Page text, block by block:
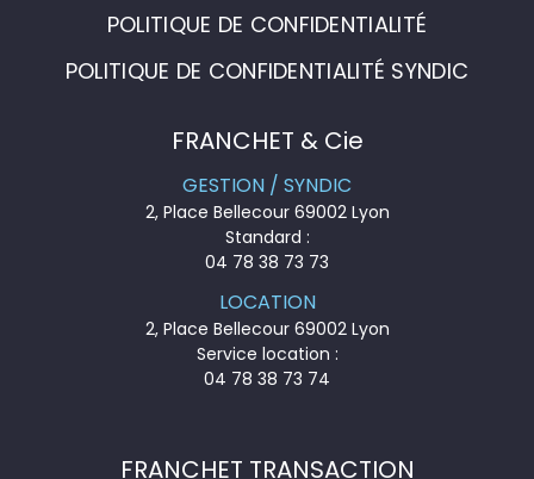
POLITIQUE DE CONFIDENTIALITÉ
POLITIQUE DE CONFIDENTIALITÉ SYNDIC
FRANCHET & Cie
GESTION / SYNDIC
2, Place Bellecour 69002 Lyon
Standard :
04 78 38 73 73
LOCATION
2, Place Bellecour 69002 Lyon
Service location :
04 78 38 73 74
FRANCHET TRANSACTION